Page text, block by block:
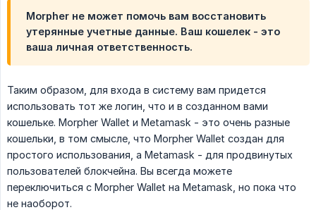
Morpher не может помочь вам восстановить
утерянные учетные данные. Ваш кошелек - это
ваша личная ответственность.
Таким образом, для входа в систему вам придется
использовать тот же логин, что и в созданном вами
кошельке. Morpher Wallet и Metamask - это очень разные
кошельки, в том смысле, что Morpher Wallet создан для
простого использования, а Metamask - для продвинутых
пользователей блокчейна. Вы всегда можете
переключиться с Morpher Wallet на Metamask, но пока что
не наоборот.